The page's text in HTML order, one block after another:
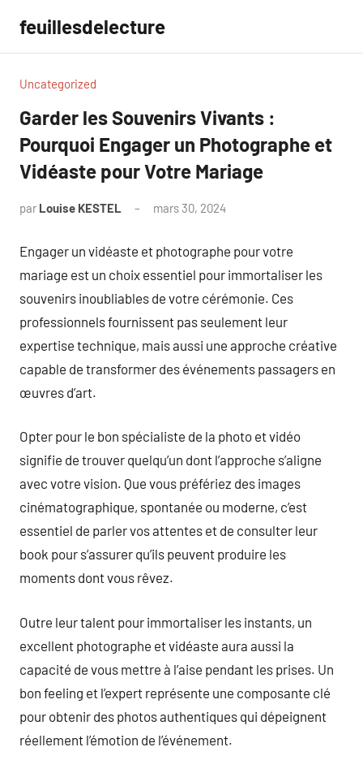
contenu
feuillesdelecture
Uncategorized
Garder les Souvenirs Vivants :
Pourquoi Engager un Photographe et
Vidéaste pour Votre Mariage
par Louise KESTEL mars 30, 2024
Engager un vidéaste et photographe pour votre
mariage est un choix essentiel pour immortaliser les
souvenirs inoubliables de votre cérémonie. Ces
professionnels fournissent pas seulement leur
expertise technique, mais aussi une approche créative
capable de transformer des événements passagers en
œuvres d’art.
Opter pour le bon spécialiste de la photo et vidéo
signifie de trouver quelqu’un dont l’approche s’aligne
avec votre vision. Que vous préfériez des images
cinématographique, spontanée ou moderne, c’est
essentiel de parler vos attentes et de consulter leur
book pour s’assurer qu’ils peuvent produire les
moments dont vous rêvez.
Outre leur talent pour immortaliser les instants, un
excellent photographe et vidéaste aura aussi la
capacité de vous mettre à l’aise pendant les prises. Un
bon feeling et l’expert représente une composante clé
pour obtenir des photos authentiques qui dépeignent
réellement l’émotion de l’événement.